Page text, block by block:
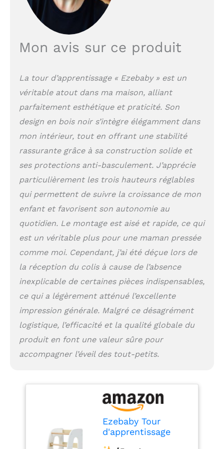
sécurité optimale. Le
rayures, et la rampe de
sécurité amovible offre
supplémentaire,
permettant aux enfants
d'atteindre en toute
sécurité la hauteur des
d'apprentissage
s'intègre parfaitement
au mobilier pour
pratique et durable!
【tour d observation
enfant réglable en
d'observation grandit
avec votre enfant, grâce
plateforme réglables en
hauteur. Idéale pour les
enfants dès 1 an et
utilisation à long terme,
même avec une famille
qui s'agrandit.
【Résistante à l'eau et
facile à nettoyer】Le
revêtement
sécurisé pour les
résiste aux épreuves du
quotidien et reste
comme neuf !
【Conçu pour durer,
Mon avis sur ce produit
La tour d’apprentissage « Ezebaby » est un
véritable atout dans ma maison, alliant
parfaitement esthétique et praticité. Son
design en bois noir s’intègre élégamment dans
mon intérieur, tout en offrant une stabilité
rassurante grâce à sa construction solide et
ses protections anti-basculement. J’apprécie
particulièrement les trois hauteurs réglables
qui permettent de suivre la croissance de mon
enfant et favorisent son autonomie au
quotidien. Le montage est aisé et rapide, ce qui
est un véritable plus pour une maman pressée
comme moi. Cependant, j’ai été déçue lors de
la réception du colis à cause de l’absence
inexplicable de certaines pièces indispensables,
ce qui a légèrement atténué l’excellente
impression générale. Malgré ce désagrément
logistique, l’efficacité et la qualité globale du
produit en font une valeur sûre pour
accompagner l’éveil des tout-petits.
Ezebaby Tour
d'apprentissage